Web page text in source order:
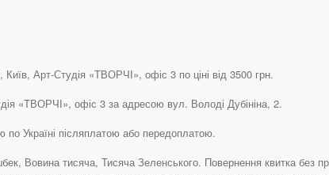
Арт-Студія «ТВОРЧІ», офіс 3 по ціні від 3500 грн.
«ТВОРЧІ», офіс 3 за адресою вул. Володі Дубініна, 2.
Україні післяплатою або передоплатою.
Вовина тисяча, Тисяча Зеленського. Повернення квитка без